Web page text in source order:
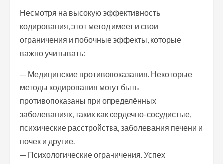
Несмотря на высокую эффективность
кодирования, этот метод имеет и свои
ограничения и побочные эффекты, которые
важно учитывать:
— Медицинские противопоказания. Некоторые
методы кодирования могут быть
противопоказаны при определённых
заболеваниях, таких как сердечно-сосудистые,
психические расстройства, заболевания печени и
почек и другие.
— Психологические ограничения. Успех